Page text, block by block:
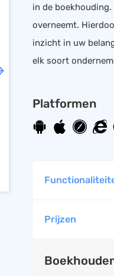
in de
overneemt.
inzicht in uw
elk soort
Platformen
Boekhouden
Mobiele
Prijzen